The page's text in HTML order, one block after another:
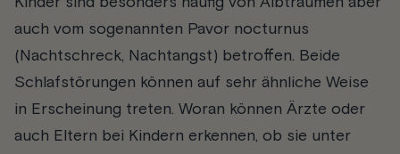
auch vom sogenannten Pavor nocturnus
(Nachtschreck, Nachtangst) betroffen. Beide
Schlafstörungen können auf sehr ähnliche Weise
in Erscheinung treten. Woran können Ärzte oder
auch Eltern bei Kindern erkennen, ob sie unter